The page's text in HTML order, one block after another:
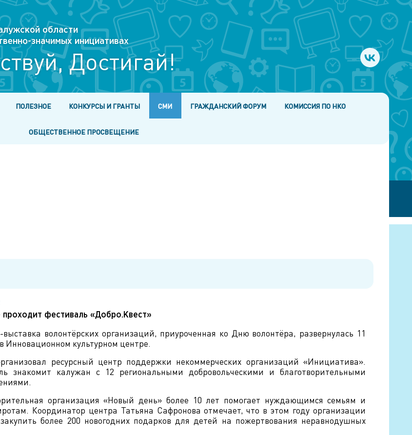
области
значимых инициативах
Достигай!
ПОЛЕЗНОЕ КОНКУРСЫ И ГРАНТЫ СМИ ГРАЖДАНСКИЙ ФОРУМ КОМИССИЯ ПО НКО
ОБЩЕСТВЕННОЕ ПРОСВЕЩЕНИЕ
проходит фестиваль «Добро.Квест»
волонтёрских организаций, приуроченная ко Дню волонтёра, развернулась 11
Инновационном культурном центре.
ресурсный центр поддержки некоммерческих организаций «Инициатива».
знакомит калужан с 12 региональными добровольческими и благотворительными
организация «Новый день» более 10 лет помогает нуждающимся семьям и
Координатор центра Татьяна Сафронова отмечает, что в этом году организации
более 200 новогодних подарков для детей на пожертвования неравнодушных